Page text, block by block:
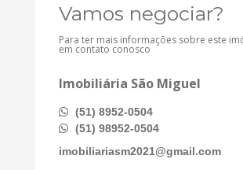
Vamos negociar?
Para ter mais informações sobre este
em contato conosco
Imobiliária São Miguel
(51) 8952-0504
(51) 98952-0504
imobiliariasm2021@gmail.com